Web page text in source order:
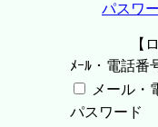
パスワ
【
ﾒｰﾙ・電話番
メール・
パスワード